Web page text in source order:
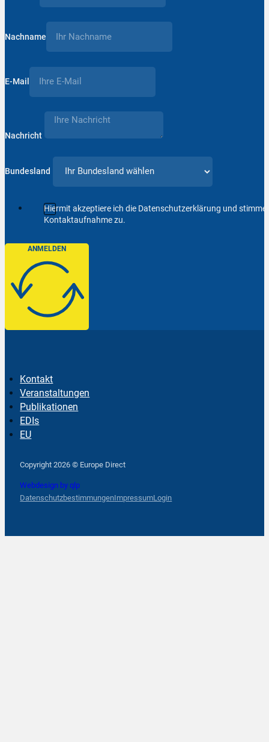
Nachname
E-Mail
Nachricht
Bundesland
Hiermit akzeptiere ich die Datenschutzerklärung und
Kontaktaufnahme zu.
ANMELDEN
Kontakt
Veranstaltungen
Publikationen
EDIs
EU
Copyright 2026 © Europe Direct
Webdesign by qlp
DatenschutzbestimmungenImpressumLogin